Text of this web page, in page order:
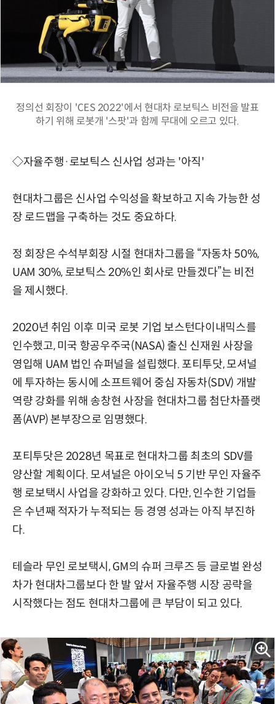
정의선 회장이 'CES 2022'에서 현대차 로보틱스 비전을 발표
하기 위해 로봇개 '스팟'과 함께 무대에 오르고 있다.
◇자율주행·로보틱스 신사업 성과는 '아직'
현대차그룹은 신사업 수익성을 확보하고 지속 가능한 성
장 로드맵을 구축하는 것도 중요하다.
정 회장은 수석부회장 시절 현대차그룹을 “자동차 50%,
UAM 30%, 로보틱스 20%인 회사로 만들겠다”는 비전
을 제시했다.
2020년 취임 이후 미국 로봇 기업 보스턴다이내믹스를
인수했고, 미국 항공우주국(NASA) 출신 신재원 사장을
영입해 UAM 법인 슈퍼널을 설립했다. 포티투닷, 모셔널
에 투자하는 동시에 소프트웨어 중심 자동차(SDV) 개발
역량 강화를 위해 송창현 사장을 현대차그룹 첨단차플랫
폼(AVP) 본부장으로 임명했다.
포티투닷은 2028년 목표로 현대차그룹 최초의 SDV를
양산할 계획이다. 모셔널은 아이오닉 5 기반 무인 자율주
행 로보택시 사업을 강화하고 있다. 다만, 인수한 기업들
은 수년째 적자가 누적되는 등 경영 성과는 아직 부진하
다.
테슬라 무인 로보택시, GM의 슈퍼 크루즈 등 글로벌 완성
차가 현대차그룹보다 한 발 앞서 자율주행 시장 공략을
시작했다는 점도 현대차그룹에 큰 부담이 되고 있다.